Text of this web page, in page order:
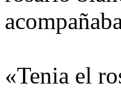
«Tenia el